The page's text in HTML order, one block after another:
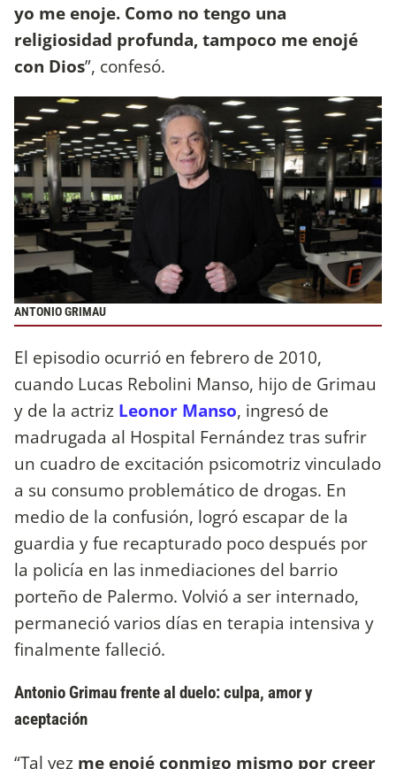
yo me enoje. Como no tengo una
religiosidad profunda, tampoco me enojé
con Dios”, confesó.
ANTONIO GRIMAU
El episodio ocurrió en febrero de 2010,
cuando Lucas Rebolini Manso, hijo de Grimau
y de la actriz Leonor Manso, ingresó de
madrugada al Hospital Fernández tras sufrir
un cuadro de excitación psicomotriz vinculado
a su consumo problemático de drogas. En
medio de la confusión, logró escapar de la
guardia y fue recapturado poco después por
la policía en las inmediaciones del barrio
porteño de Palermo. Volvió a ser internado,
permaneció varios días en terapia intensiva y
finalmente falleció.
Antonio Grimau frente al duelo: culpa, amor y
aceptación
“Tal vez me enojé conmigo mismo por creer